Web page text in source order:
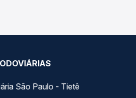
São Paulo - Tietê